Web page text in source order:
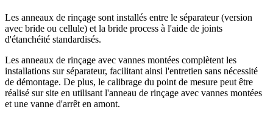
Les anneaux de rinçage sont installés entre le séparateur (version
avec bride ou cellule) et la bride process à l'aide de joints
d'étanchéité standardisés.
Les anneaux de rinçage avec vannes montées complètent les
installations sur séparateur, facilitant ainsi l'entretien sans nécessité
de démontage. De plus, le calibrage du point de mesure peut être
réalisé sur site en utilisant l'anneau de rinçage avec vannes montées
et une vanne d'arrêt en amont.